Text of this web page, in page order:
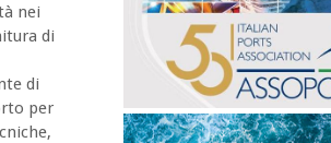
nei
di
di
per